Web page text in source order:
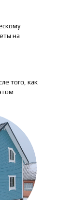
того, как
на